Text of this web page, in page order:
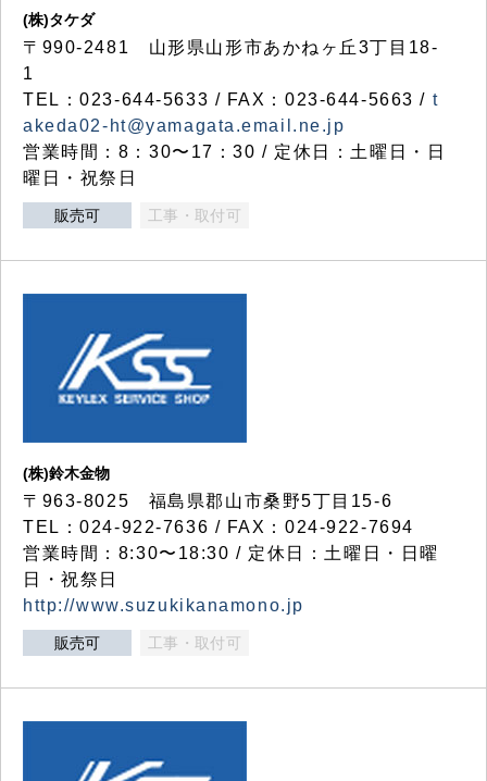
(株)タケダ
〒990-2481 山形県山形市あかねヶ丘3丁目18-
1
TEL：023-644-5633 / FAX：023-644-5663 / t
akeda02-ht@yamagata.email.ne.jp
営業時間：8：30〜17：30 / 定休日：土曜日・日
曜日・祝祭日
販売可 工事・取付可
(株)鈴木金物
〒963-8025 福島県郡山市桑野5丁目15-6
TEL：024-922-7636 / FAX：024-922-7694
営業時間：8:30〜18:30 / 定休日：土曜日・日曜
日・祝祭日
http://www.suzukikanamono.jp
販売可 工事・取付可